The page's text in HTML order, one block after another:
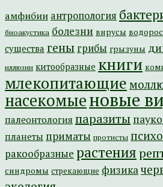
амфибии антропология
биоакустика болезни вирусы
существа гены грибы грызуны
иллюзии китообразные книги
млекопитающие
насекомыеновые
палеонтология паразиты
планеты приматы протисты
ракообразные растения
синдромы стрекающие физика